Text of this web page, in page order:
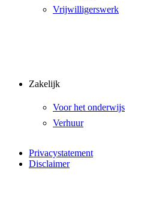
Vrijwilligerswerk
Zakelijk
Voor het onderwijs
Verhuur
Privacystatement
Disclaimer